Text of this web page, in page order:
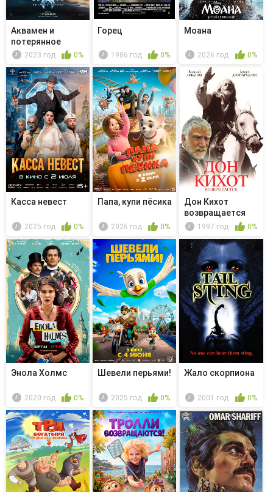
Аквамен и
потерянное
царство
2023 год 0%
Горец
1986 год 0%
Моана
2026 год 0%
Касса невест
2025 год 0%
Папа, купи пёсика
2026 год 0%
Дон Кихот
возвращается
1997 год 0%
Энола Холмс
2020 год 0%
Шевели перьями!
2025 год 0%
Жало скорпиона
2001 год 0%